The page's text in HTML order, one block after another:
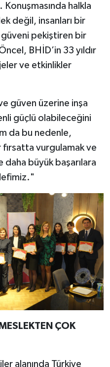
halkla
değil, insanları bir
güveni pekiştiren bir
BHİD’in 33 yıldır
ve etkinlikler
güven üzerine inşa
güçlü olabileceğini
da bu nedenle,
vurgulamak ve
daha büyük başarılara
ÇOK
alanında Türkiye